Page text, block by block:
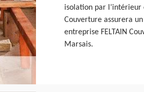
isolation par l’intérieur
Couverture assurera
entreprise FELTAIN
Marsais.